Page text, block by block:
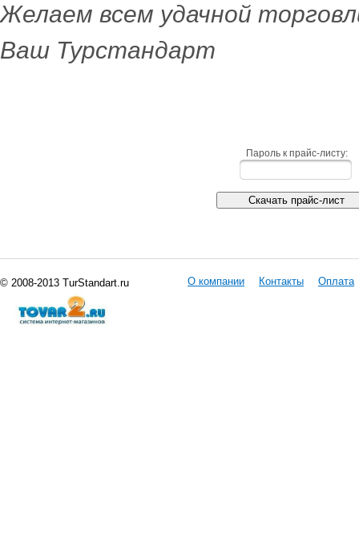
Желаем всем удачной
Ваш Турстандарт
Пароль к прайс-листу:
© 2008-2013 TurStandart.ru О компании Контакты Оплата